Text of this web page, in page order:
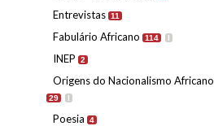
Entrevistas 11
Fabulário Africano 114 I
INEP 2
Origens do Nacionalismo Africano
29 I
Poesia 4